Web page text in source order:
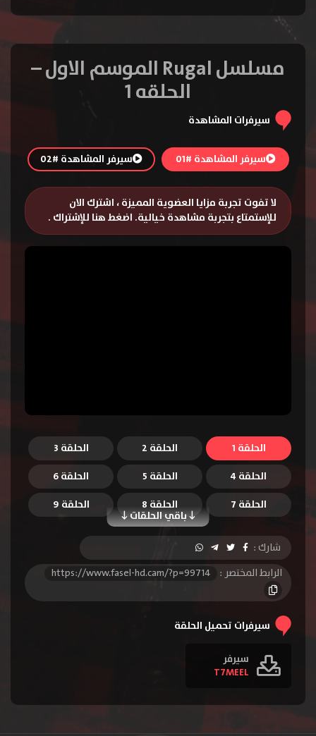
مسلسل Rugal الموسم الاول –
الحلقه 1
سيرفرات المشاهدة
سيرفر المشاهدة #01 سيرفر المشاهدة #02
لا تفوت تجربة مزايا العضوية المميزة ، اشترك الان
للإستمتاع بتجربة مشاهدة خيالية. اضغط هنا للإشتراك .
الحلقة 1 الحلقة 2
الحلقة 3
الحلقة 4
الحلقة 5 الحلقة 6
باقي الحلقات
الحلقة 7 الحلقة 8
الحلقة 9
الحلقة 10
الحلقة 11
الحلقة 13
الحلقة 14
الحلقة 15
شارك :
الرابط المختصر :
https://www.fasel-hd.cam/?p=99714
سيرفرات تحميل الحلقة
سيرفر
T7MEEL